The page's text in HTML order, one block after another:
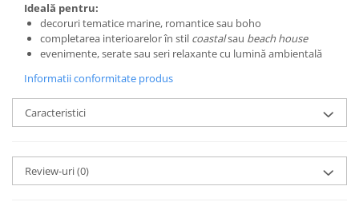
Ideală pentru:
decoruri tematice marine, romantice sau boho
completarea interioarelor în stil coastalsau beach house
evenimente, serate sau seri relaxante cu lumină ambientală
Informatii conformitate produs
Caracteristici
Review-uri(0)